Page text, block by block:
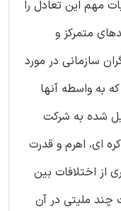
مهم این تعادل را
متمرکز و
سازمانی در مورد
به واسطه آنها
شده به شرکت
ای، اهرم و قدرت
از اختلافات بین
ملیتی در آن